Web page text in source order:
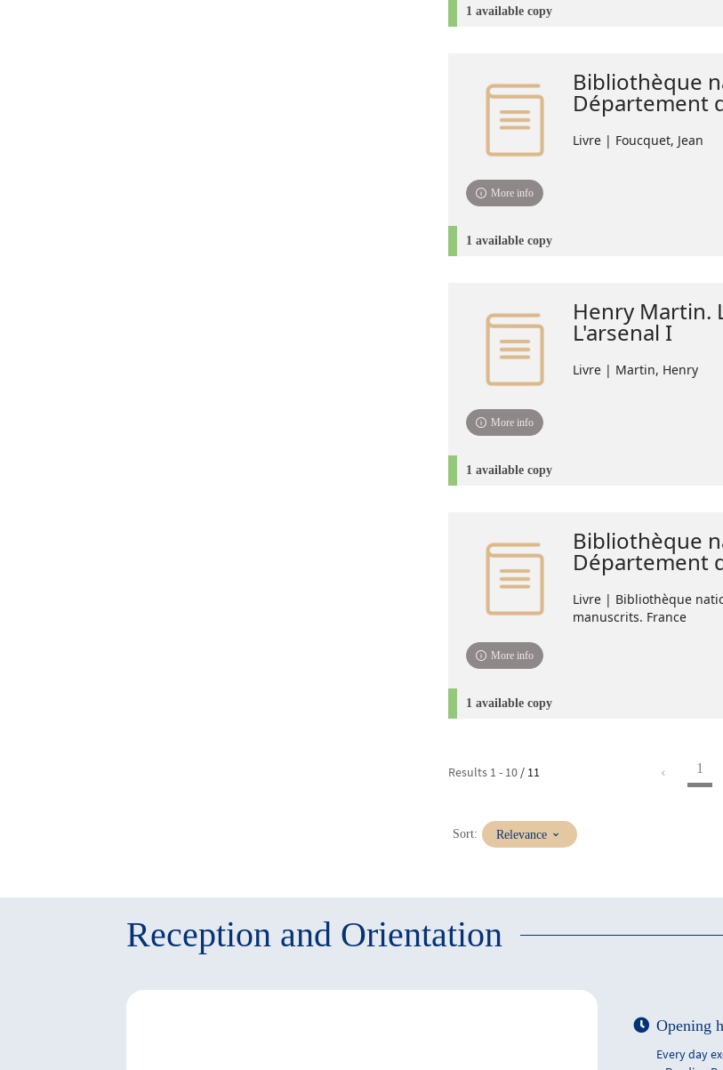
1 available copy
Bibliothèque
Département
Livre | Foucquet, Jean
More info
1 available copy
Henry Martin.
L'arsenal I
Livre | Martin, Henry
More info
1 available copy
Bibliothèque
Département
Livre | Bibliothèque
manuscrits. France
More info
1 available copy
Results 1 - 10 / 11 1
Sort:(Immediate
update)
Relevance
Reception and Orientation
Opening
Every day